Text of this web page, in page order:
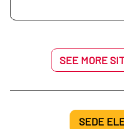
SEE MORE
SEDE